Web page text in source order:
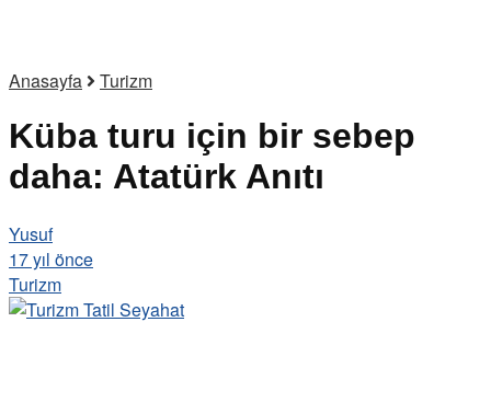
Anasayfa Turizm
Küba turu için bir sebep
daha: Atatürk Anıtı
Yusuf
17 yıl önce
Turizm